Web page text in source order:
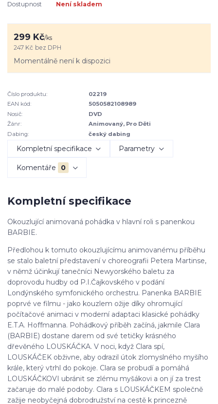
Dostupnost Není skladem
299 Kč/ks
247 Kč bez DPH
Momentálně není k dispozici
Číslo produktu:
02219
EAN kód:
5050582108989
Nosič:
DVD
Žánr:
Animovaný, Pro Děti
Dabing:
český dabing
Kompletní specifikace Parametry
Komentáře 0
Kompletní specifikace
Okouzlující animovaná pohádka v hlavní roli s panenkou
BARBIE.
Předlohou k tomuto okouzlujícímu animovanému příběhu
se stalo baletní představení v choreografii Petera Martinse,
v němž účinkují tanečníci Newyorského baletu za
doprovodu hudby od P.I.Čajkovského v podání
Londýnského symfonického orchestru. Panenka BARBIE
poprvé ve filmu - jako kouzlem ožije díky ohromující
počítačové animaci v moderní adaptaci klasické pohádky
E.T.A. Hoffmanna. Pohádkový příběh začíná, jakmile Clara
(BARBIE) dostane darem od své tetičky krásného
dřevěného LOUSKÁČKA. V noci, když Clara spí,
LOUSKÁČEK obživne, aby odrazil útok zlomyslného myšího
krále, který vtrhl do pokoje. Clara se probudí a pomáhá
LOUSKÁČKOVI ubránit se zlému myšákovi a on jí za trest
začaruje do malé podoby. Clara s LOUSKÁČKEM společně
zažije neobyčejná dobrodružství na cestě k princezně